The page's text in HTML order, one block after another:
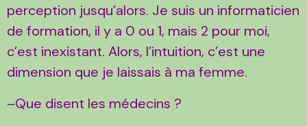
perception jusqu’alors. Je suis un informaticien
de formation, il y a 0 ou 1, mais 2 pour moi,
c’est inexistant. Alors, l’intuition, c’est une
dimension que je laissais à ma femme.
–Que disent les médecins ?